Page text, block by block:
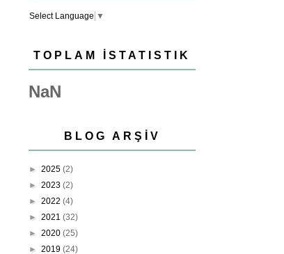
Select Language ▼
TOPLAM İSTATISTIK
NaN
BLOG ARŞIV
► 2025 (2)
► 2023 (2)
► 2022 (4)
► 2021 (32)
► 2020 (25)
► 2019 (24)